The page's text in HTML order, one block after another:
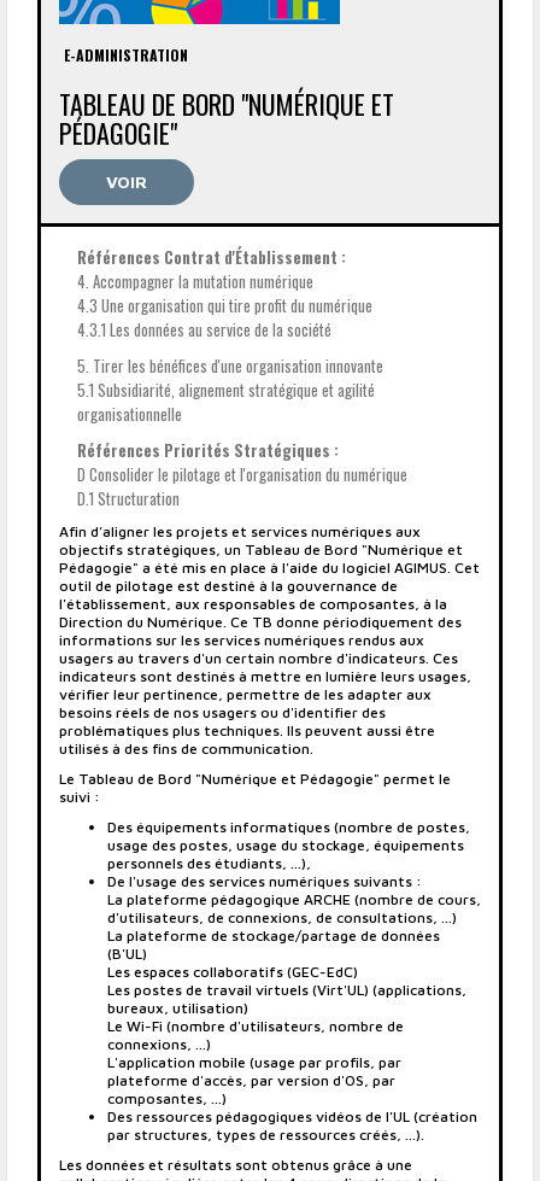
E-ADMINISTRATION
TABLEAU DE BORD "NUMÉRIQUE ET
PÉDAGOGIE"
VOIR
Références Contrat d'Établissement :
4. Accompagner la mutation numérique
4.3 Une organisation qui tire profit du numérique
4.3.1 Les données au service de la société
5. Tirer les bénéfices d'une organisation innovante
5.1 Subsidiarité, alignement stratégique et agilité
organisationnelle
Références Priorités Stratégiques :
D Consolider le pilotage et l'organisation du numérique
D.1 Structuration
Afin d’aligner les projets et services numériques aux
objectifs stratégiques, un Tableau de Bord "Numérique et
Pédagogie" a été mis en place à l'aide du logiciel AGIMUS. Cet
outil de pilotage est destiné à la gouvernance de
l'établissement, aux responsables de composantes, à la
Direction du Numérique. Ce TB donne périodiquement des
informations sur les services numériques rendus aux
usagers au travers d'un certain nombre d'indicateurs. Ces
indicateurs sont destinés à mettre en lumière leurs usages,
vérifier leur pertinence, permettre de les adapter aux
besoins réels de nos usagers ou d'identifier des
problématiques plus techniques. Ils peuvent aussi être
utilisés à des fins de communication.
Le Tableau de Bord "Numérique et Pédagogie" permet le
suivi :
Des équipements informatiques (nombre de postes,
usage des postes, usage du stockage, équipements
personnels des étudiants, ...),
De l'usage des services numériques suivants :
La plateforme pédagogique ARCHE (nombre de cours,
d'utilisateurs, de connexions, de consultations, ...)
La plateforme de stockage/partage de données
(B'UL)
Les espaces collaboratifs (GEC-EdC)
Les postes de travail virtuels (Virt'UL) (applications,
bureaux, utilisation)
Le Wi-Fi (nombre d'utilisateurs, nombre de
connexions, ...)
L'application mobile (usage par profils, par
plateforme d'accès, par version d'OS, par
composantes, ...)
Des ressources pédagogiques vidéos de l'UL (création
par structures, types de ressources créés, ...).
Les données et résultats sont obtenus grâce à une